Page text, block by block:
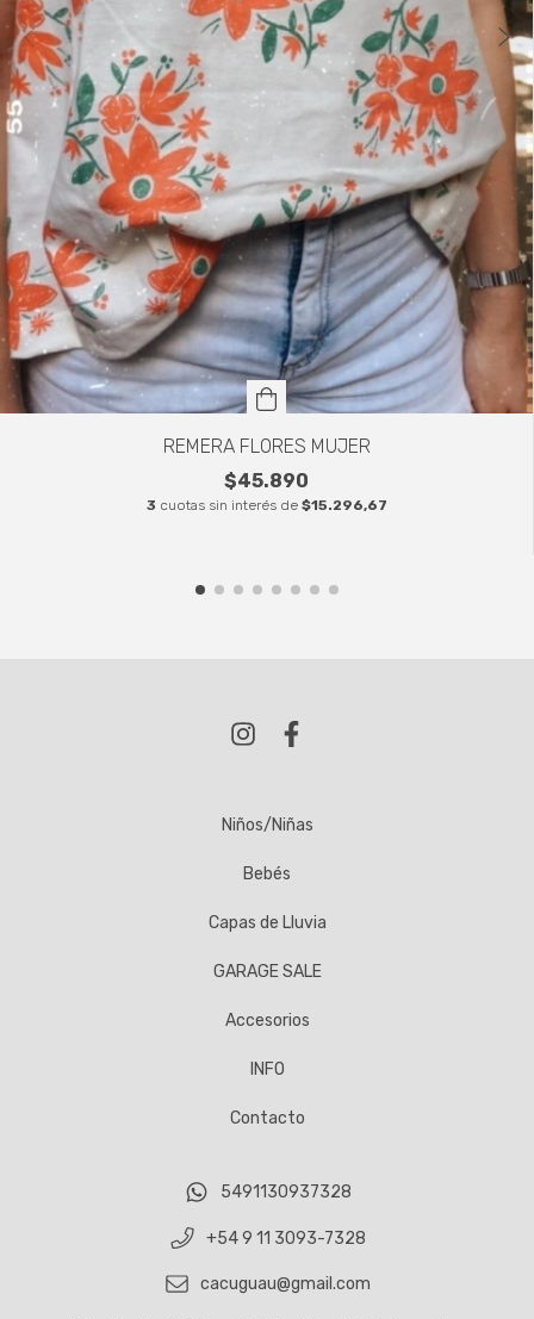
REMERA FLORES MUJER
$45.890
3 cuotas sin interés de $15.296,67
Niños/Niñas
Bebés
Capas de Lluvia
GARAGE SALE
Accesorios
INFO
Contacto
5491130937328
+54 9 11 3093-7328
cacuguau@gmail.com